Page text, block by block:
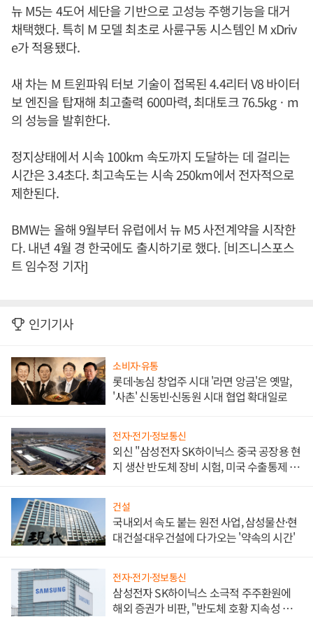
뉴 M5는 4도어 세단을 기반으로 고성능 주행기능을 대거
채택했다. 특히 M 모델 최초로 사륜구동 시스템인 M xDriv
e가 적용됐다.
새 차는 M 트윈파워 터보 기술이 접목된 4.4리터 V8 바이터
보 엔진을 탑재해 최고출력 600마력, 최대토크 76.5kgㆍm
의 성능을 발휘한다.
정지상태에서 시속 100km 속도까지 도달하는 데 걸리는
시간은 3.4초다. 최고속도는 시속 250km에서 전자적으로
제한된다.
BMW는 올해 9월부터 유럽에서 뉴 M5 사전계약을 시작한
다. 내년 4월 경 한국에도 출시하기로 했다. [비즈니스포스
트 임수정 기자]
인기기사
소비자·유통
롯데·농심 창업주 시대 '라면 앙금'은 옛말,
'사촌' 신동빈·신동원 시대 협업 확대일로
전자·전기·정보통신
외신 "삼성전자 SK하이닉스 중국 공장용 현
지 생산 반도체 장비 시험, 미국 수출통제 대
건설
국내외서 속도 붙는 원전 사업, 삼성물산·현
대건설·대우건설에 다가오는 '약속의 시간'
전자·전기·정보통신
삼성전자 SK하이닉스 소극적 주주환원에
해외 증권가 비판, "반도체 호황 지속성 의